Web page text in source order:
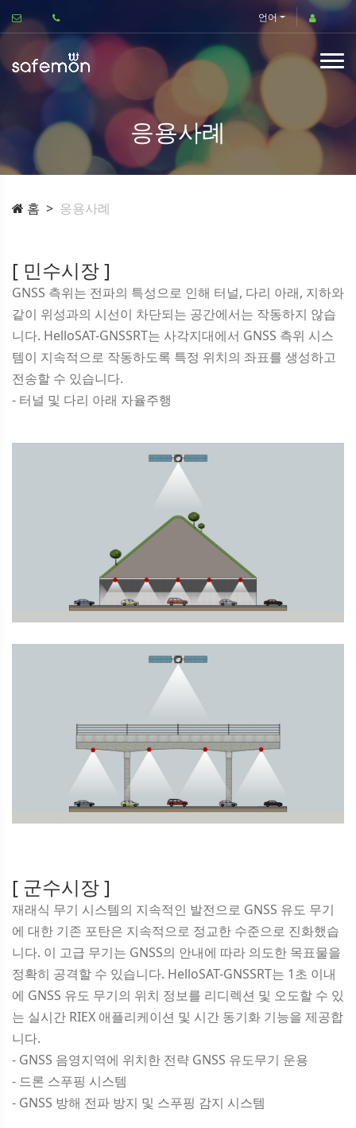
언어
응용사례
홈 응용사례
[ 민수시장 ]
GNSS 측위는 전파의 특성으로 인해 터널, 다리 아래, 지하와
같이 위성과의 시선이 차단되는 공간에서는 작동하지 않습
니다. HelloSAT-GNSSRT는 사각지대에서 GNSS 측위 시스
템이 지속적으로 작동하도록 특정 위치의 좌표를 생성하고
전송할 수 있습니다.
- 터널 및 다리 아래 자율주행
[ 군수시장 ]
재래식 무기 시스템의 지속적인 발전으로 GNSS 유도 무기
에 대한 기존 포탄은 지속적으로 정교한 수준으로 진화했습
니다. 이 고급 무기는 GNSS의 안내에 따라 의도한 목표물을
정확히 공격할 수 있습니다. HelloSAT-GNSSRT는 1초 이내
에 GNSS 유도 무기의 위치 정보를 리디렉션 및 오도할 수 있
는 실시간 RIEX 애플리케이션 및 시간 동기화 기능을 제공합
니다.
- GNSS 음영지역에 위치한 전략 GNSS 유도무기 운용
- 드론 스푸핑 시스템
- GNSS 방해 전파 방지 및 스푸핑 감지 시스템